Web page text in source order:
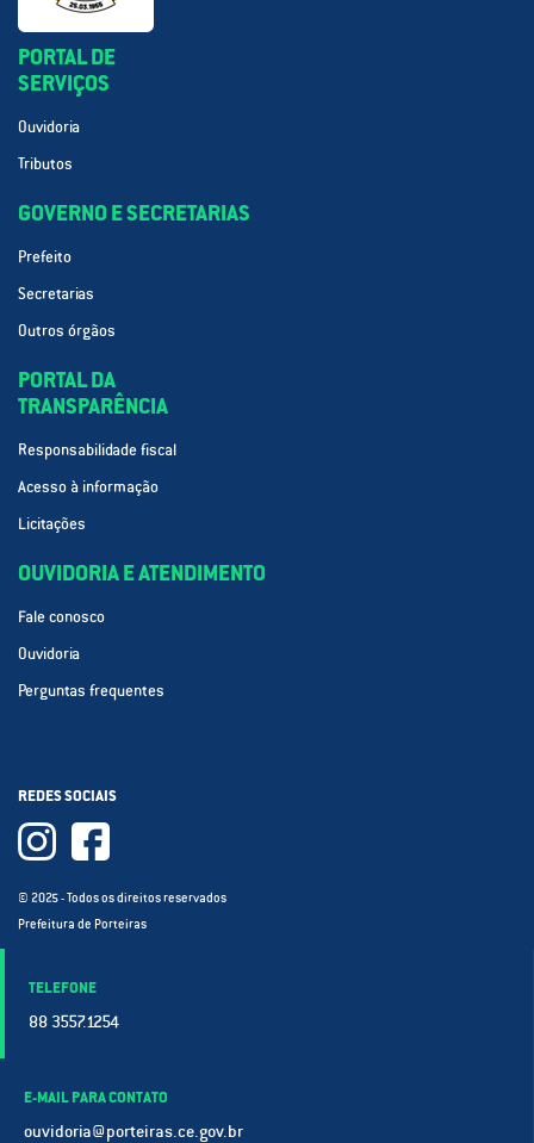
PORTAL DE
SERVIÇOS
Ouvidoria
Tributos
GOVERNO E SECRETARIAS
Prefeito
Secretarias
Outros órgãos
PORTAL DA
TRANSPARÊNCIA
Responsabilidade fiscal
Acesso à informação
Licitações
OUVIDORIA E ATENDIMENTO
Fale conosco
Ouvidoria
Perguntas frequentes
REDES SOCIAIS
© 2025 - Todos os direitos reservados
Prefeitura de Porteiras
TELEFONE
88 3557.1254
E-MAIL PARA CONTATO
ouvidoria@porteiras.ce.gov.br